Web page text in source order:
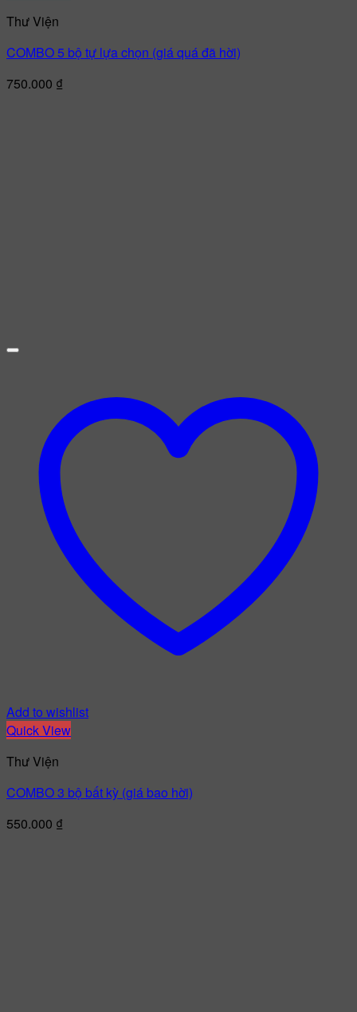
Thư Viện
COMBO 5 bộ tự lựa chọn (giá quá đã hời)
750.000 ₫
Add to wishlist
Quick View
Thư Viện
COMBO 3 bộ bất kỳ (giá bao hời)
550.000 ₫